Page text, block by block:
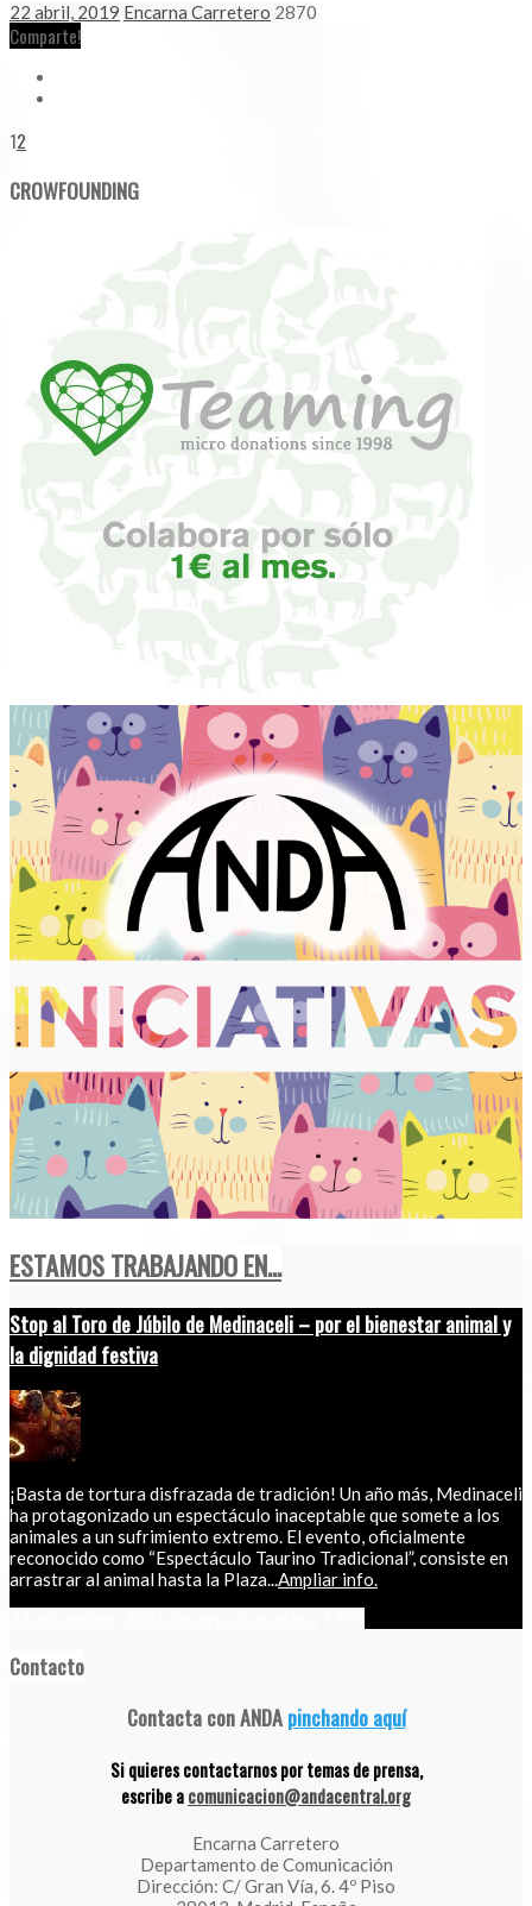
22 abril, 2019 Encarna Carretero 2870
Comparte!
12
CROWFOUNDING
ESTAMOS TRABAJANDO EN...
Stop al Toro de Júbilo de Medinaceli – por el bienestar animal y
la dignidad festiva
¡Basta de tortura disfrazada de tradición! Un año más, Medinaceli
ha protagonizado un espectáculo inaceptable que somete a los
animales a un sufrimiento extremo. El evento, oficialmente
reconocido como “Espectáculo Taurino Tradicional”, consiste en
arrastrar al animal hasta la Plaza...Ampliar info.
Contacto
Contacta con ANDApinchando aquí
Si quieres contactarnos por temas de prensa,
escribe acomunicacion@andacentral.org
Encarna Carretero
Departamento de Comunicación
Dirección: C/ Gran Vía, 6. 4º Piso